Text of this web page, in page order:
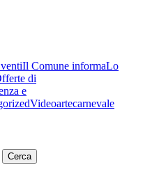
Il Comune informaLo
di
e
Videoartecarnevale
Cerca